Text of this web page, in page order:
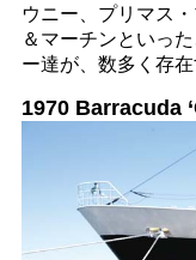
ウニー、プリマス
＆マーチンといっ
ー達が、数多く存
1970 Barracuda